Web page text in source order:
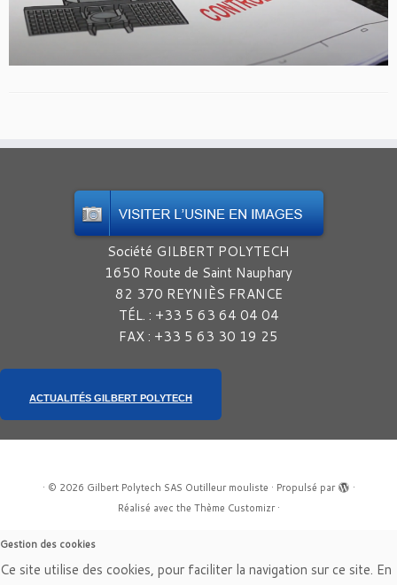
Société GILBERT POLYTECH
1650 Route de Saint Nauphary
82 370 REYNIÈS FRANCE
TÉL. : +33 5 63 64 04 04
FAX : +33 5 63 30 19 25
ACTUALITÉS GILBERT POLYTECH
· © 2026 Gilbert Polytech SAS Outilleur mouliste · Propulsé par
·
Réalisé avec the Thème Customizr·
Gestion des cookies
Ce site utilise des cookies, pour faciliter la navigation sur ce site. En